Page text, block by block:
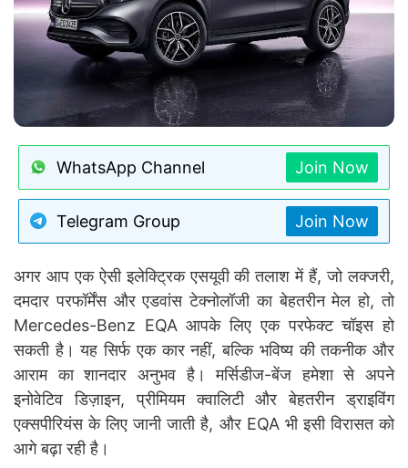
WhatsApp Channel Join Now
Telegram Group Join Now
अगर आप एक ऐसी इलेक्ट्रिक एसयूवी की तलाश में हैं, जो लक्जरी,
दमदार परफॉर्मेंस और एडवांस टेक्नोलॉजी का बेहतरीन मेल हो, तो
Mercedes-Benz EQA आपके लिए एक परफेक्ट चॉइस हो
सकती है। यह सिर्फ एक कार नहीं, बल्कि भविष्य की तकनीक और
आराम का शानदार अनुभव है। मर्सिडीज-बेंज हमेशा से अपने
इनोवेटिव डिज़ाइन, प्रीमियम क्वालिटी और बेहतरीन ड्राइविंग
एक्सपीरियंस के लिए जानी जाती है, और EQA भी इसी विरासत को
आगे बढ़ा रही है।